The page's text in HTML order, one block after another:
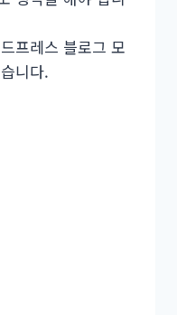
프레스 블로그 모
니다.